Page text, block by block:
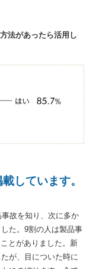
法があったら活用し
しています。
故を知り、次に多か
た。9割の人は製品事
とがありました。新
が、目についた時に